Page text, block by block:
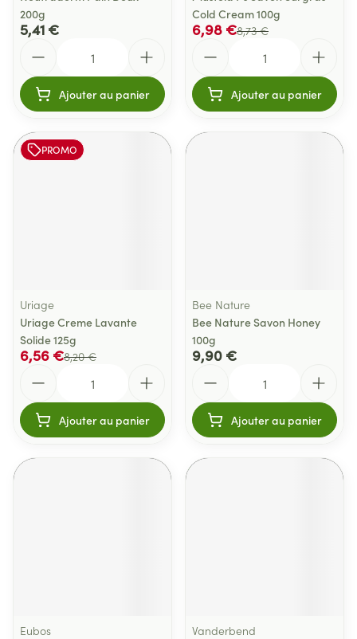
200g
5,41 €
Ajouter au panier
Cold Cream 100g
8,73 €
6,98 €
Ajouter au panier
PROMO
Uriage
Uriage Creme Lavante
Solide 125g
8,20 €
6,56 €
Ajouter au panier
Bee Nature
Bee Nature Savon Honey
100g
9,90 €
Ajouter au panier
Eubos
Vanderbend